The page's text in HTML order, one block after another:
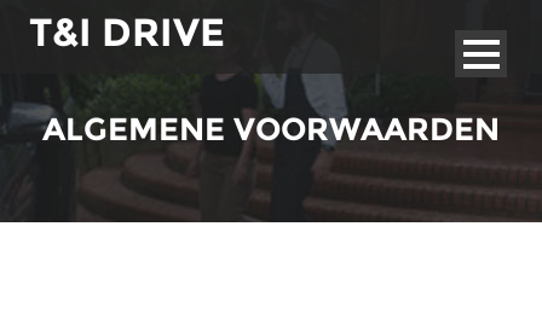
PERSONENVERVOER PRIVÉ
T&I DRIVE
ALGEMENE VOORWAARDEN